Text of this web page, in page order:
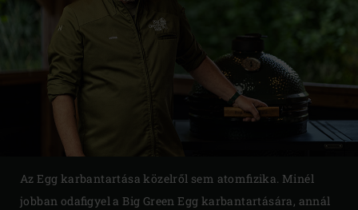
Az Egg karbantartása közelről sem atomfizika. Minél
jobban odafigyel a Big Green Egg karbantartására, annál